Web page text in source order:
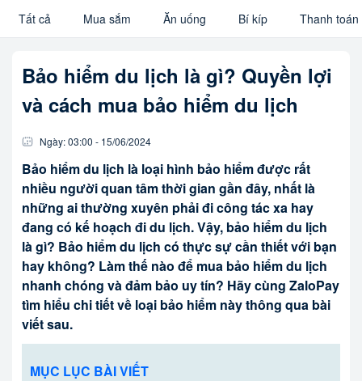
Tất cả Mua sắm Ăn uống Bí kíp Thanh
Bảo hiểm du lịch là gì? Quyền lợi
và cách mua bảo hiểm du lịch
Ngày:03:00 - 15/06/2024
Bảo hiểm du lịch là loại hình bảo hiểm được rất
nhiều người quan tâm thời gian gần đây, nhất là
những ai thường xuyên phải đi công tác xa hay
đang có kế hoạch đi du lịch. Vậy, bảo hiểm du lịch
là gì? Bảo hiểm du lịch có thực sự cần thiết với bạn
hay không? Làm thế nào để mua bảo hiểm du lịch
nhanh chóng và đảm bảo uy tín? Hãy cùng ZaloPay
tìm hiểu chi tiết về loại bảo hiểm này thông qua bài
viết sau.
MỤC LỤC BÀI VIẾT